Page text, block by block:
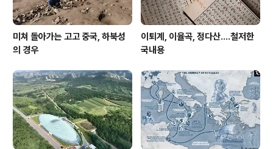
미쳐 돌아가는 고고 중국, 하북성
의 경우
이퇴계, 이율곡, 정다산....철저한
국내용